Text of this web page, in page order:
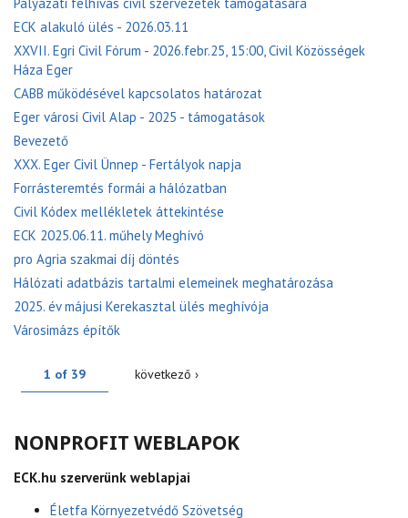
ECK alakuló ülés - 2026.03.11
XXVII. Egri Civil Fórum - 2026.febr.25, 15:00, Civil Közösségek
Háza Eger
CABB működésével kapcsolatos határozat
Eger városi Civil Alap - 2025 - támogatások
Bevezető
XXX. Eger Civil Ünnep - Fertályok napja
Forrásteremtés formái a hálózatban
Civil Kódex mellékletek áttekintése
ECK 2025.06.11. műhely Meghívó
pro Agria szakmai díj döntés
Hálózati adatbázis tartalmi elemeinek meghatározása
2025. év májusi Kerekasztal ülés meghívója
Városimázs építők
1 of 39 következő ›
NONPROFIT WEBLAPOK
ECK.hu szerverünk weblapjai
Életfa Környezetvédő Szövetség